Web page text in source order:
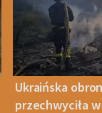
Ukraińska
przechwyciła